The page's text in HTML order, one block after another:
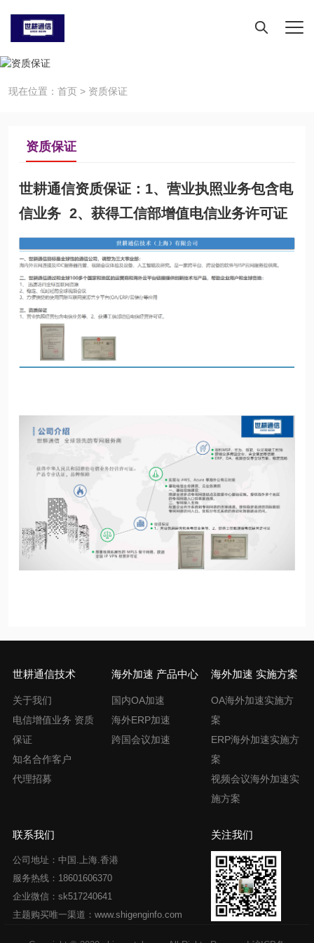
现在位置： 首页 > 资质保证
资质保证
世耕通信资质保证：1、营业执照业务包含电
信业务 2、获得工信部增值电信业务许可证
世耕通信技术
关于我们
电信增值业务 资质
保证
知名合作客户
代理招募
海外加速 产品中心
国内OA加速
海外ERP加速
跨国会议加速
海外加速 实施方案
OA海外加速实施方
案
ERP海外加速实施方
案
视频会议海外加速实
施方案
联系我们
公司地址：中国.上海.香港
服务热线：18601606370
企业微信：sk517240641
主题购买唯一渠道：www.shigenginfo.com
关注我们